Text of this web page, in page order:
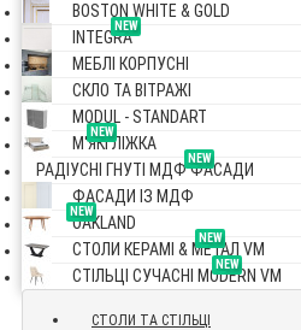
BOSTON WHITE & GOLD
NEW
INTEGRA
МЕБЛІ КОРПУСНІ
СКЛО ТА ВІТРАЖІ
MODUL - STANDART
NEW
М'ЯКІ ЛІЖКА
NEW
РАДІУСНІ ГНУТІ МДФ ФАСАДИ
ФАСАДИ ІЗ МДФ
NEW
OAKLAND
NEW
СТОЛИ КЕРАМІ & МЕТАЛ VM
NEW
СТІЛЬЦІ СУЧАСНІ MODERN VM
СТОЛИ ТА СТІЛЬЦІ